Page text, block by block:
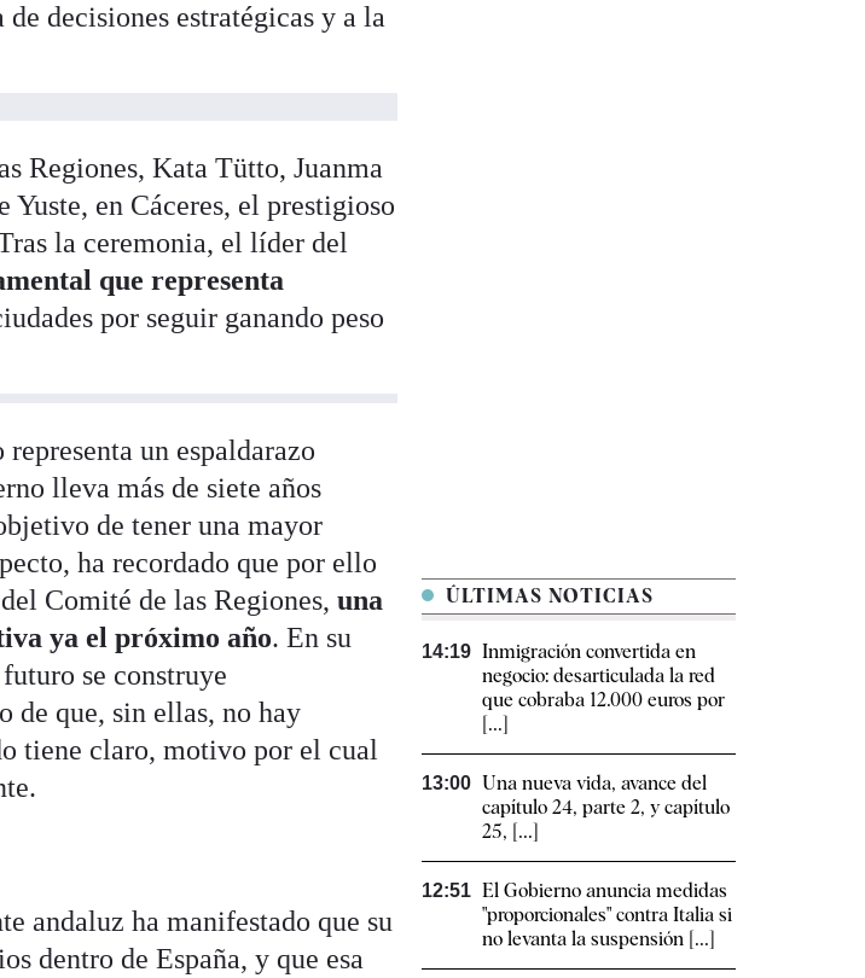
decisiones estratégicas y a la
Regiones, Kata Tütto, Juanma
en Cáceres, el prestigioso
la ceremonia, el líder del
que representa
por seguir ganando peso
un espaldarazo
lleva más de siete años
de tener una mayor
ha recordado que por ello
Comité de las Regiones,una
ya el próximo año. En su
se construye
de que, sin ellas, no hay
tiene claro, motivo por el cual
andaluz ha manifestado que su
dentro de España, y que esa
ÚLTIMAS NOTICIAS
14:19 Inmigración convertida en
negocio: desarticulada la red
que cobraba 12.000 euros por
[...]
13:00 Una nueva vida, avance del
capítulo 24, parte 2, y capítulo
25, [...]
12:51 El Gobierno anuncia medidas
"proporcionales" contra Italia si
no levanta la suspensión [...]